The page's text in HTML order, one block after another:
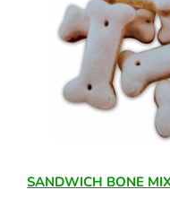
SANDWICH BONE